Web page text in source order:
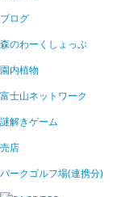
ブログ
森のわーくしょっぷ
園内植物
富士山ネットワーク
謎解きゲーム
売店
パークゴルフ場(連携分)